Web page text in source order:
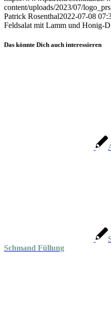
content/uploads/2023/07/
Patrick Rosenthal2022-07-08
Feldsalat mit Lamm und Honig-
Das könnte Dich auch interessieren
Schmand Füllung